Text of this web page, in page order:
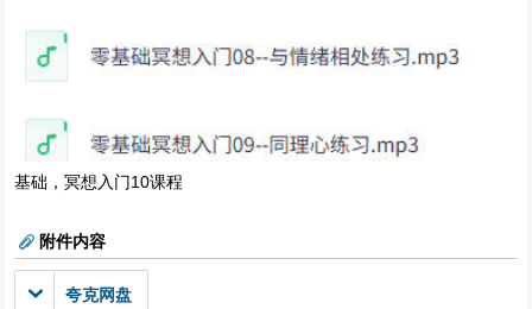
基础，冥想入门10课程
附件内容
夸克网盘